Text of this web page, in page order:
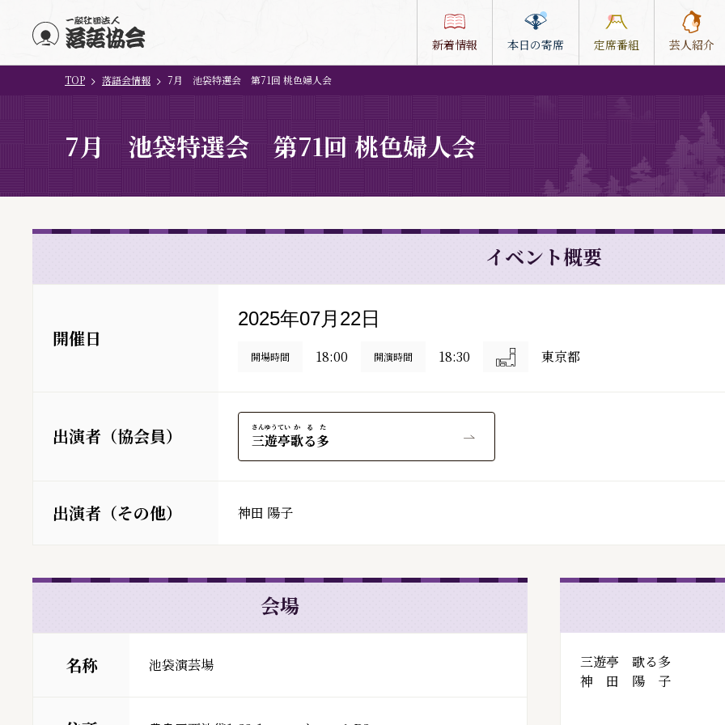
新着情報 本日の寄席 定席番組 芸人紹介
TOP 落語会情報 7月 池袋特選会 第71回 桃色婦人会
7月 池袋特選会 第71回 桃色婦人会
イベント概要
開催日
2025年07月22日
開場時間 18:00 開演時間 18:30 東京都
出演者（協会員） 三遊亭
さんゆうてい
歌る多
かるた
出演者（その他） 神田 陽子
会場
名称 池袋演芸場
三遊亭 歌る多
神 田 陽 子